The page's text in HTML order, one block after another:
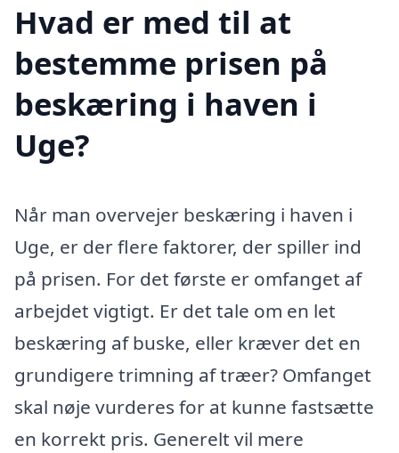
Hvad er med til at
bestemme prisen på
beskæring i haven i
Uge?
Når man overvejer beskæring i haven i
Uge, er der flere faktorer, der spiller ind
på prisen. For det første er omfanget af
arbejdet vigtigt. Er det tale om en let
beskæring af buske, eller kræver det en
grundigere trimning af træer? Omfanget
skal nøje vurderes for at kunne fastsætte
en korrekt pris. Generelt vil mere